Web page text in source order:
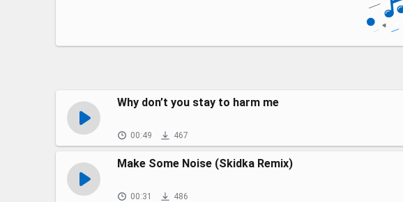
Why don’t you stay to harm me
00:49 467
Make Some Noise (Skidka Remix)
00:31 486